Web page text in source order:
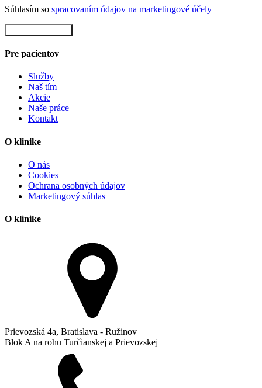
Súhlasím so spracovaním údajov na marketingové účely
Pre pacientov
Služby
Naš tím
Akcie
Naše práce
Kontakt
O klinike
O nás
Cookies
Ochrana osobných údajov
Marketingový súhlas
O klinike
Prievozská 4a, Bratislava - Ružinov
Blok A na rohu Turčianskej a Prievozskej